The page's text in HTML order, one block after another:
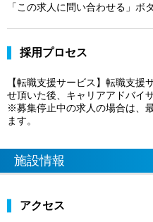
「この求人に問い合わせる」ボ
採用プロセス
【転職支援サービス】転職支援
せ頂いた後、キャリアアドバイ
※募集停止中の求人の場合は、
ます。
施設情報
アクセス